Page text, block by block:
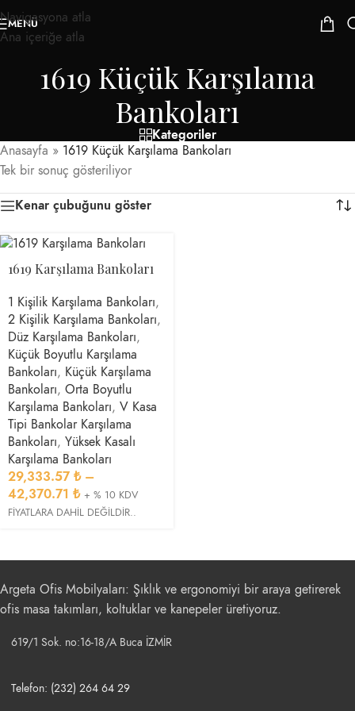
Navigasyona atla
Ana içeriğe atla
MENÜ
1619 Küçük Karşılama
Bankoları
Kategoriler
Anasayfa » 1619 Küçük Karşılama Bankoları
Tek bir sonuç gösteriliyor
Kenar çubuğunu göster
1619 Karşılama Bankoları
1 Kişilik Karşılama Bankoları,
2 Kişilik Karşılama Bankoları,
Düz Karşılama Bankoları,
Küçük Boyutlu Karşılama
Bankoları, Küçük Karşılama
Bankoları, Orta Boyutlu
Karşılama Bankoları, V Kasa
Tipi Bankolar Karşılama
Bankoları, Yüksek Kasalı
Karşılama Bankoları
29,333.57 ₺ –
42,370.71 ₺ + % 10 KDV
FİYATLARA DAHİL DEĞİLDİR..
Argeta Ofis Mobilyaları: Şıklık ve ergonomiyi bir araya getirerek
ofis masa takımları, koltuklar ve kanepeler üretiyoruz.
619/1 Sok. no:16-18/A Buca İZMİR
Telefon: (232) 264 64 29